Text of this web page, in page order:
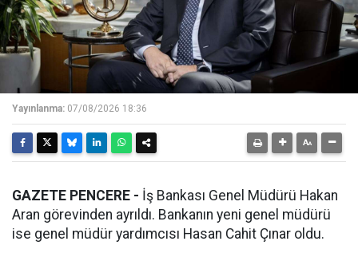
Yayınlanma: 07/08/2026 18:36
GAZETE PENCERE - İş Bankası Genel Müdürü Hakan
Aran görevinden ayrıldı. Bankanın yeni genel müdürü
ise genel müdür yardımcısı Hasan Cahit Çınar oldu.